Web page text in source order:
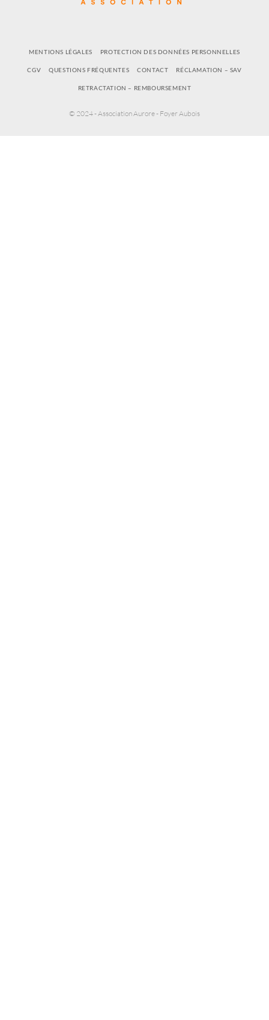
MENTIONS LÉGALES PROTECTION DES DONNÉES PERSONNELLES
CGV QUESTIONS FRÉQUENTES CONTACT RÉCLAMATION – SAV
RETRACTATION – REMBOURSEMENT
© 2024 - Association Aurore - Foyer Aubois